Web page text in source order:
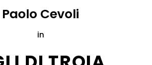
Paolo Cevoli
in